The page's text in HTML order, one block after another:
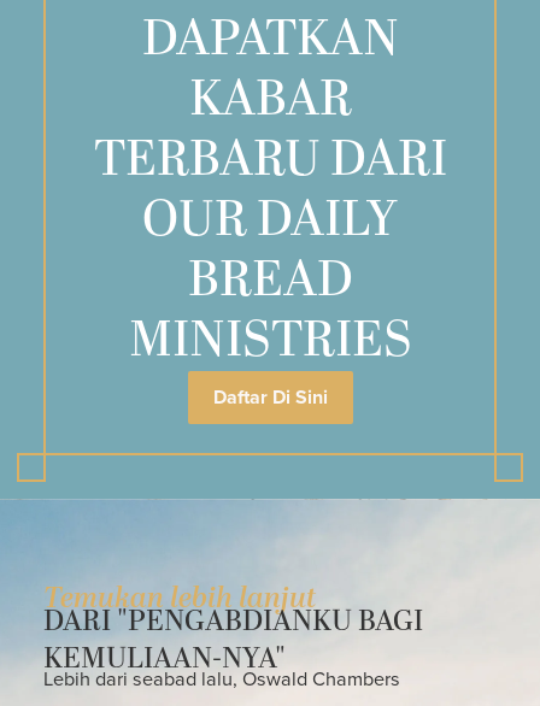
DAPATKAN
KABAR
TERBARU DARI
OUR DAILY
BREAD
MINISTRIES
Daftar Di Sini
Temukan lebih lanjut
DARI "PENGABDIANKU BAGI
KEMULIAAN-NYA"
Lebih dari seabad lalu, Oswald Chambers